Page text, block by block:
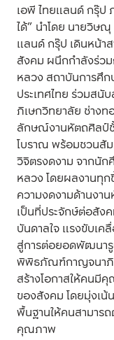
เอพี ไทยแลนด์ กรุ๊ป
ได้” นำโดย นายวิษ
แลนด์ กรุ๊ป เดินหน้า
สังคม ผนึกกำลังร่ว
หลวง สถาบันการศึ
ประเทศไทย ร่วมส
ภิเษกวิทยาลัย ช่าง
ลักษณ์งานหัตถศิลป์
โบราณ พร้อมชวนสั
วิจิตรงดงาม จากนั
หลวง โดยผลงานทุ
ความงดงามด้านงา
เป็นที่ประจักษ์ต่อสัง
บันดาลใจ แรงขับเค
สู่การต่อยอดพัฒนา
พิพิธภัณฑ์กาญจนาภิ
สร้างโอกาสให้คนมี
ของสังคม โดยมุ่งเ
พื้นฐานให้คนสามาร
คุณภาพ